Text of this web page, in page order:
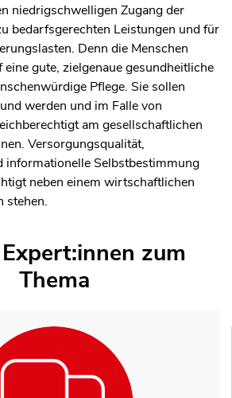
niedrigschwelligen Zugang der
bedarfsgerechten Leistungen und für
Denn die Menschen
eine gute, zielgenaue gesundheitliche
Pflege. Sie sollen
werden und im Falle von
am gesellschaftlichen
Versorgungsqualität,
informationelle Selbstbestimmung
neben einem wirtschaftlichen
stehen.
zum
Thema